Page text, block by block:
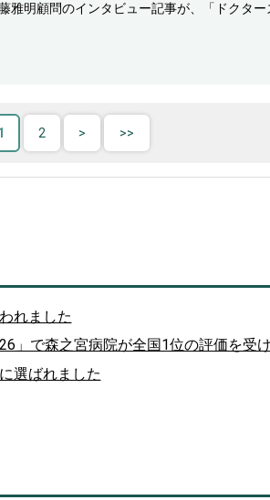
雅明顧問のインタビュー記事が、「ドクタ
2
れました
」で森之宮病院が全国1位の評価を受
選ばれました